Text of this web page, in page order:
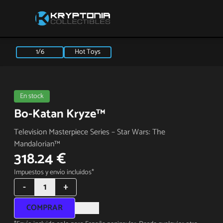
1/6 Hot Toys
En stock
Bo-Katan Kryze™
Television Masterpiece Series – Star Wars: The
Mandalorian™
318.24 €
Impuestos y envío incluidos*
- 1 +
COMPRAR